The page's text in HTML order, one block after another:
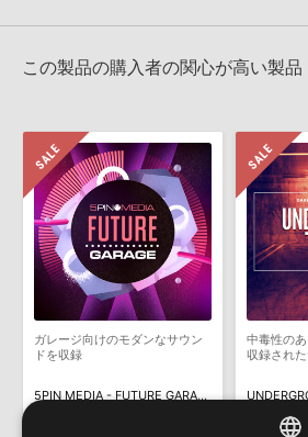
きます際には、NTFSやHFS＋でフォーマ
いただく必要がございます。
知らせするメールの2通が送信されます。
ます説明に沿って、製品のダウンロード
サンプルパック製品には、原則として日
用意しておりません。ご購入後のご不明
わせなどは
テクニカルサポート
までご連
デモソングは、製品収録サウンドを使って
めのデモンストレーション用の楽曲です
そのものをお使いいただくことはできま
構成する全てのサウンドが、サンプルパ
保証するものではありません。
しかねます。
2022.06.06
おります。ご覧頂くには、該当する製品をご購
AMBIENT CINEMATICS - LIVEのサポー
この製品の購入者の関心が高い製品
ガレージ向けのモダンなサウン
ドを収録
5PIN MEDIA - FUTURE GARAGE
中毒性の
収録され
¥3,311